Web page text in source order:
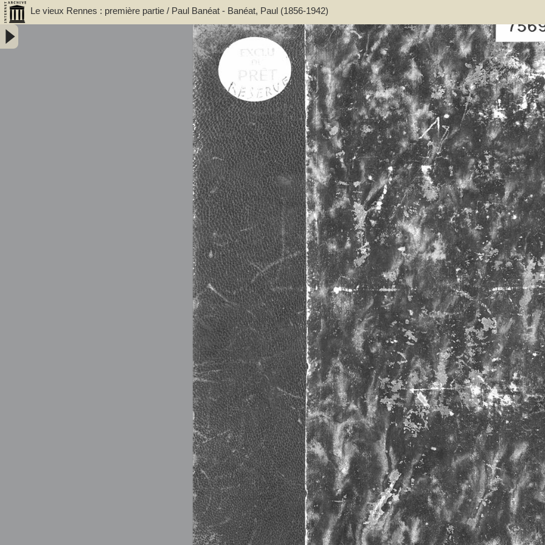
Le vieux Rennes : première partie / Paul Banéat - Banéat, Paul (1856-1942)